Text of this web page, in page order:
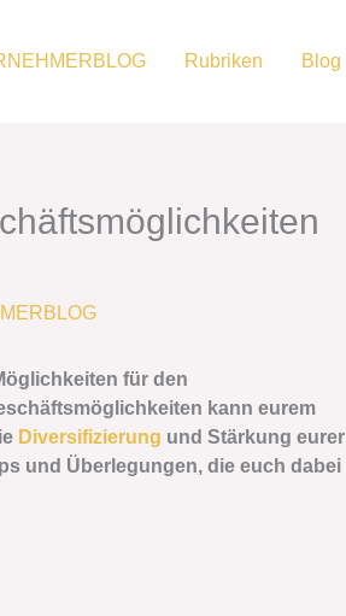
Rubriken Blog
für den
kann eurem
Diversifizierung und Stärkung eurer
und Überlegungen, die euch dabei